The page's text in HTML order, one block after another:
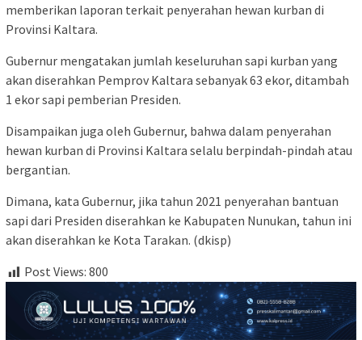
memberikan laporan terkait penyerahan hewan kurban di
Provinsi Kaltara.
Gubernur mengatakan jumlah keseluruhan sapi kurban yang
akan diserahkan Pemprov Kaltara sebanyak 63 ekor, ditambah
1 ekor sapi pemberian Presiden.
Disampaikan juga oleh Gubernur, bahwa dalam penyerahan
hewan kurban di Provinsi Kaltara selalu berpindah-pindah atau
bergantian.
Dimana, kata Gubernur, jika tahun 2021 penyerahan bantuan
sapi dari Presiden diserahkan ke Kabupaten Nunukan, tahun ini
akan diserahkan ke Kota Tarakan. (dkisp)
Post Views: 800